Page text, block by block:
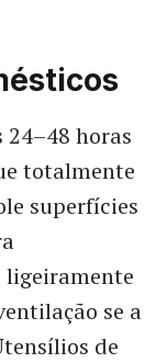
24–48 horas
totalmente
superfícies
ligeiramente
se a
de